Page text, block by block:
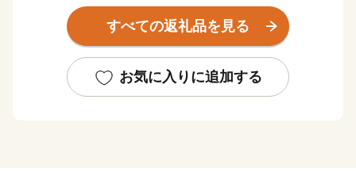
牛、豚、鶏は、雄大な霧島連山の自然に囲まれた大地で
生まれ、清らかな水、良質な飼料、農家の温かい愛情が
日本一の出荷額を誇る焼酎は、霧島山麓で育つサツマイ
モや地下深くからくみ上げられた清らかな水などを原料
すべての返礼品を見る
お気に入りに追加する